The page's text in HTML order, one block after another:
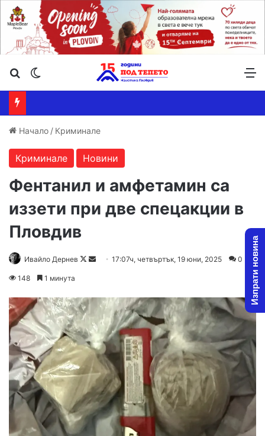
Търсене ...
Начало / Криминале
Криминале Новини
Фентанил и амфетамин са
иззети при две спецакции в
Пловдив
Ивайло Дернев
Follow
Send17:07ч, четвъртък, 19 юни, 2025 0
148 1 минута Изпрати новина